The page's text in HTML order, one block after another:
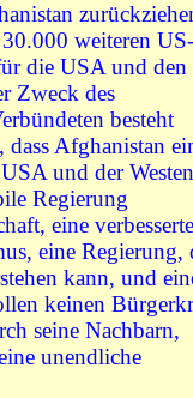
weiteren US-
die USA und den
Zweck des
besteht
Afghanistan
und der Westen
Regierung
eine verbesserte
eine Regierung,
kann, und
keinen
seine Nachbarn,
unendliche